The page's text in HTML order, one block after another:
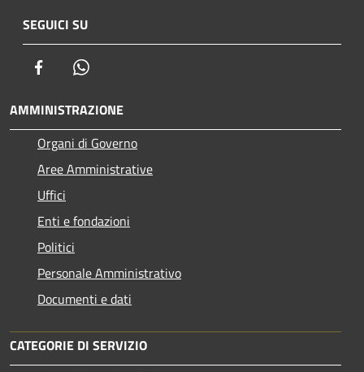
SEGUICI SU
Facebook
AMMINISTRAZIONE
Organi di Governo
Aree Amministrative
Uffici
Enti e fondazioni
Politici
Personale Amministrativo
Documenti e dati
CATEGORIE DI SERVIZIO